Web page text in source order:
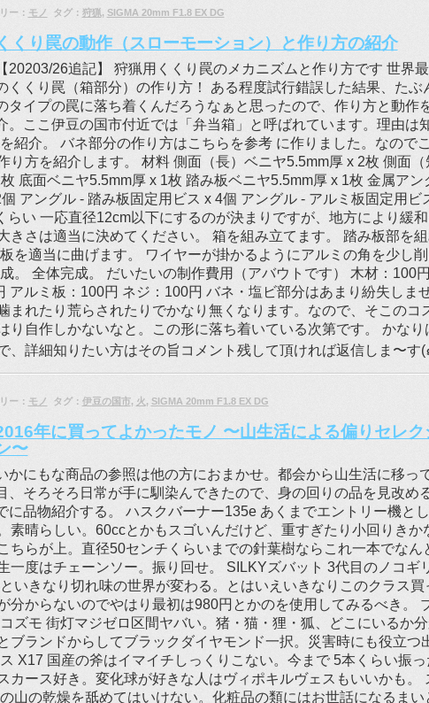
ー： モノ タグ： 狩猟, SIGMA 20mm F1.8 EX DG
くくり罠の動作（スローモーション）と作り方の紹介
【20203/26追記】 狩猟用くくり罠のメカニズムと作り方です 世界
くくり罠（箱部分）の作り方！ ある程度試行錯誤した結果、たぶ
タイプの罠に落ち着くんだろうなぁと思ったので、作り方と動作
。ここ伊豆の国市付近では「弁当箱」と呼ばれています。理由は
紹介。 バネ部分の作り方はこちらを参考 に作りました。なので
り方を紹介します。 材料 側面（長）ベニヤ5.5mm厚 x 2枚 側面（
底面ベニヤ5.5mm厚 x 1枚 踏み板ベニヤ5.5mm厚 x 1枚 金属アン
アングル - 踏み板固定用ビス x 4個 アングル - アルミ板固定用ビ
らい 一応直径12cm以下にするのが決まりですが、地方により緩
きさは適当に決めてください。 箱を組み立てます。 踏み板部を
を適当に曲げます。 ワイヤーが掛かるようにアルミの角を少し削
。 全体完成。 だいたいの制作費用（アバウトです） 木材：100
アルミ板：100円 ネジ：100円 バネ・塩ビ部分はあまり紛失しま
まれたり荒らされたりでかなり無くなります。なので、そこのコ
り自作しかないなと。この形に落ち着いている次第です。 かなり
、詳細知りたい方はその旨コメント残して頂ければ返信しま〜す(
ー： モノ タグ： 伊豆の国市, 火, SIGMA 20mm F1.8 EX DG
年に買ってよかったモノ 〜山生活による偏りセレク
〜
かにもな商品の参照は他の方におまかせ。都会から山生活に移っ
、そろそろ日常が手に馴染んできたので、身の回りの品を見改め
に品物紹介する。 ハスクバーナー135e あくまでエントリー機と
素晴らしい。60ccとかもスゴいんだけど、重すぎたり小回りきか
ちらが上。直径50センチくらいまでの針葉樹ならこれ一本でなん
一度はチェーンソー。振り回せ。 SILKYズバット 3代目のノコギ
いきなり切れ味の世界が変わる。とはいえいきなりこのクラス買
分からないのでやはり最初は980円とかのを使用してみるべき。
ズモ 街灯マジゼロ区間ヤバい。猪・猫・狸・狐、どこにいるか
ブランドからしてブラックダイヤモンド一択。災害時にも役立つ
X17 国産の斧はイマイチしっくりこない。今まで 5本くらい振っ
カース好き。変化球が好きな人はヴィポキルヴェスもいいかも。
山の乾燥を舐めてはいけない。化粧品の類にはお世話になるまい